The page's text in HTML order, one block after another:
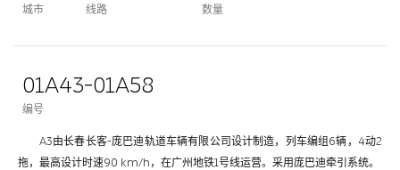
城市 线路 数量
01A43-01A58
编号
A3由长春长客-庞巴迪轨道车辆有限公司设计制造，列车编组6辆，4动2
拖，最高设计时速90 km/h，在广州地铁1号线运营。采用庞巴迪牵引系统。